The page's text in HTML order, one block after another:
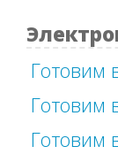
Готовим
Готовим
Готовим